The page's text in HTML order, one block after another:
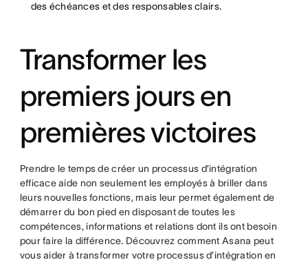
des échéances et des responsables clairs.
Transformer les
premiers jours en
premières victoires
Prendre le temps de créer un processus d’intégration
efficace aide non seulement les employés à briller dans
leurs nouvelles fonctions, mais leur permet également de
démarrer du bon pied en disposant de toutes les
compétences, informations et relations dont ils ont besoin
pour faire la différence. Découvrez comment Asana peut
vous aider à transformer votre processus d’intégration en